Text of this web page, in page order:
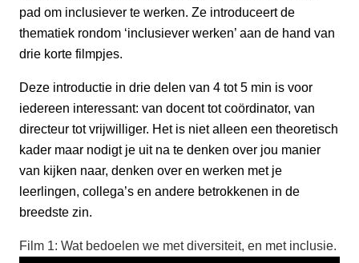
pad om inclusiever te werken. Ze introduceert de
thematiek rondom ‘inclusiever werken’ aan de hand van
drie korte filmpjes.
Deze introductie in drie delen van 4 tot 5 min is voor
iedereen interessant: van docent tot coördinator, van
directeur tot vrijwilliger. Het is niet alleen een theoretisch
kader maar nodigt je uit na te denken over jou manier
van kijken naar, denken over en werken met je
leerlingen, collega’s en andere betrokkenen in de
breedste zin.
Film 1: Wat bedoelen we met diversiteit, en met inclusie.